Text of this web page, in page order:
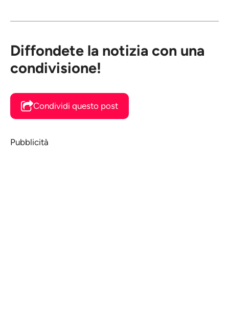
Diffondete la notizia con una
condivisione!
Condividi questo post
Pubblicità